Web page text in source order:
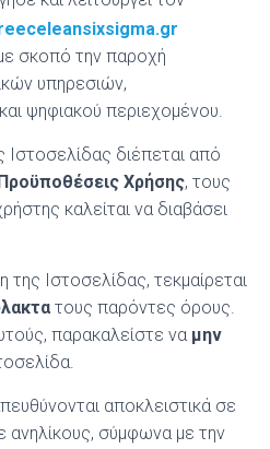
σκοπό την παροχή
υπηρεσιών,
ψηφιακού περιεχομένου.
διέπεται από
Χρήσης, τους
καλείται να διαβάσει
Ιστοσελίδας, τεκμαίρεται
τους παρόντες όρους.
παρακαλείστε να μην
αποκλειστικά σε
ανηλίκους, σύμφωνα με την